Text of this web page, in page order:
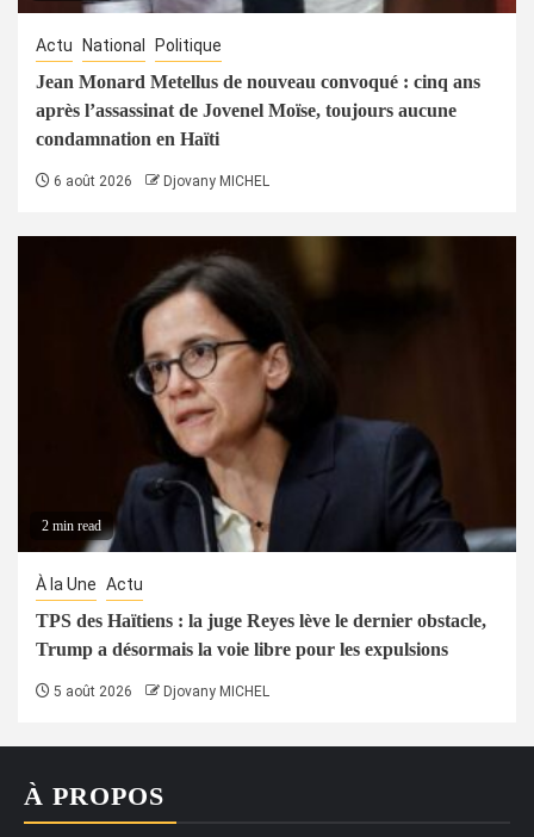
Actu National Politique
Jean Monard Metellus de nouveau convoqué : cinq ans
après l’assassinat de Jovenel Moïse, toujours aucune
condamnation en Haïti
6 août 2026 Djovany MICHEL
2 min read
À la Une Actu
TPS des Haïtiens : la juge Reyes lève le dernier obstacle,
Trump a désormais la voie libre pour les expulsions
5 août 2026 Djovany MICHEL
À PROPOS